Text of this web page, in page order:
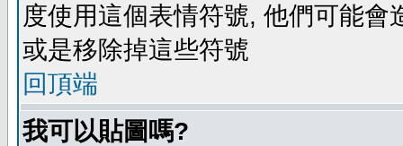
度使用這個表情符號, 他們可能
或是移除掉這些符號
回頂端
我可以貼圖嗎?